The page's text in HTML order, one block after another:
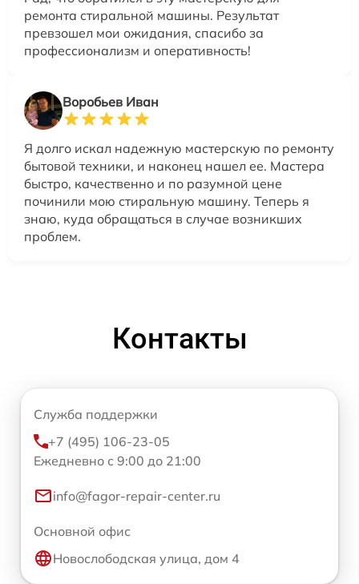
ремонта стиральной машины. Результат
превзошел мои ожидания, спасибо за
профессионализм и оперативность!
Воробьев Иван
Я долго искал надежную мастерскую по ремонту
бытовой техники, и наконец нашел ее. Мастера
быстро, качественно и по разумной цене
починили мою стиральную машину. Теперь я
знаю, куда обращаться в случае возникших
проблем.
Контакты
Служба поддержки
+7 (495) 106-23-05
Ежедневно с 9:00 до 21:00
info@fagor-repair-center.ru
Основной офис
Новослободская улица, дом 4